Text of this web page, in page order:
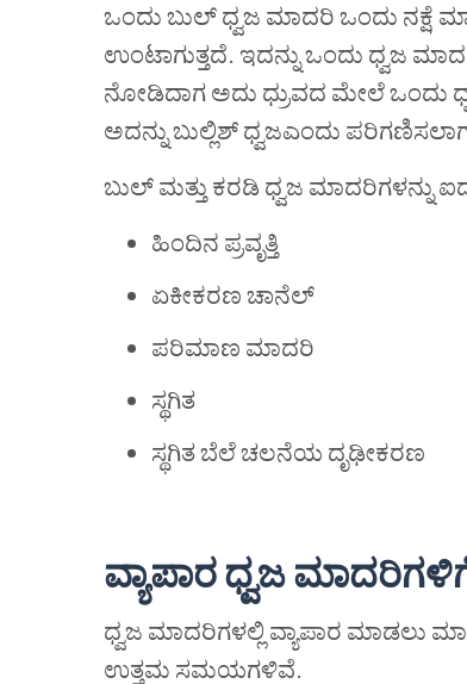
ಒಂದು ಬುಲ್ ಧ್ವಜ ಮಾದರಿ ಒಂದು ನಕ್ಷೆ
ಉಂಟಾಗುತ್ತದೆ. ಇದನ್ನು ಒಂದು ಧ್ವಜ
ನೋಡಿದಾಗ ಅದು ಧ್ರುವದ ಮೇಲೆ ಒಂದು
ಅದನ್ನು ಬುಲ್ಲಿಶ್ ಧ್ವಜಎಂದು
ಬುಲ್ ಮತ್ತು ಕರಡಿ ಧ್ವಜ ಮಾದರಿಗಳನ್ನು
ಹಿಂದಿನ ಪ್ರವೃತ್ತಿ
ಏಕೀಕರಣ ಚಾನೆಲ್
ಪರಿಮಾಣ ಮಾದರಿ
ಸ್ಥಗಿತ
ಸ್ಥಗಿತ ಬೆಲೆ ಚಲನೆಯ ದೃಢೀಕರಣ
ವ್ಯಾಪಾರಧ್ವಜ
ಧ್ವಜ ಮಾದರಿಗಳಲ್ಲಿ ವ್ಯಾಪಾರ ಮಾಡಲು
ಉತ್ತಮ ಸಮಯಗಳಿವೆ.